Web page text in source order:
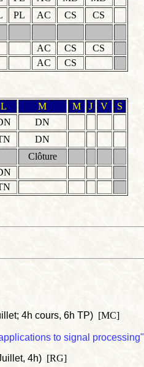
PL AC CS
CS
AC CS
CS
AC CS
L M M J V
S
DN
DN
Clôture
4h cours, 6h TP) [MC]
to signal processing"
4h) [RG]